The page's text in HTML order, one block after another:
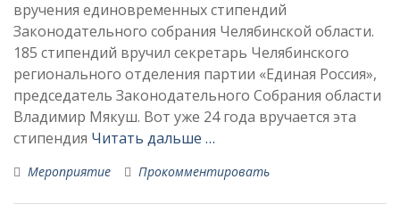
вручения единовременных стипендий
Законодательного собрания Челябинской области.
185 стипендий вручил секретарь Челябинского
регионального отделения партии «Единая Россия»,
председатель Законодательного Собрания области
Владимир Мякуш. Вот уже 24 года вручается эта
стипендия Читать дальше …
Мероприятие Прокомментировать